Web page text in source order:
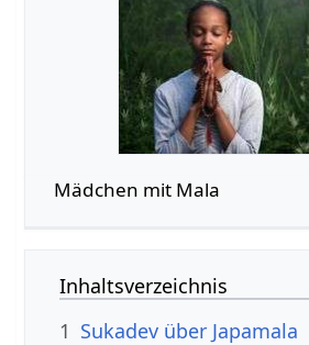
Mädchen mit Mala
Inhaltsverzeichnis
1 Sukadev über Japamala